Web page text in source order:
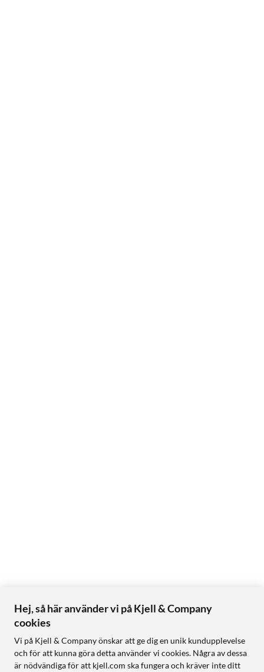
Hej, så här använder vi på Kjell & Company
cookies
Vi på Kjell & Company önskar att ge dig en unik kundupplevelse
och för att kunna göra detta använder vi cookies. Några av dessa
är nödvändiga för att kjell.com ska fungera och kräver inte ditt